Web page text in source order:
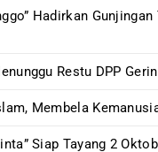
Hadirkan Gunjingan
Restu DPP
Membela
Siap Tayang 2